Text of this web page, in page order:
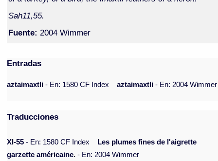
Sah11,55.
Fuente: 2004 Wimmer
Entradas
aztaimaxtli- En: 1580 CF Index aztaimaxtli- En: 2004 Wimmer
Traducciones
XI-55 - En: 1580 CF Index
Les plumes fines de l'aigrette
garzette américaine. - En: 2004 Wimmer